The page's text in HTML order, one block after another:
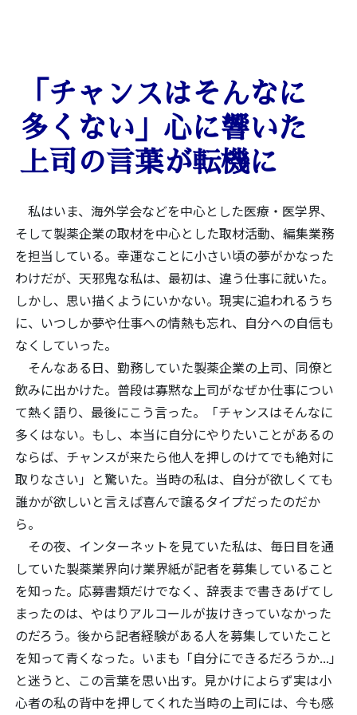
「チャンスはそんなに
多くない」心に響いた
上司の言葉が転機に
私はいま、海外学会などを中心とした医療・医学界、
そして製薬企業の取材を中心とした取材活動、編集業務
を担当している。幸運なことに小さい頃の夢がかなった
わけだが、天邪鬼な私は、最初は、違う仕事に就いた。
しかし、思い描くようにいかない。現実に追われるうち
に、いつしか夢や仕事への情熱も忘れ、自分への自信も
なくしていった。
そんなある日、勤務していた製薬企業の上司、同僚と
飲みに出かけた。普段は寡黙な上司がなぜか仕事につい
て熱く語り、最後にこう言った。「チャンスはそんなに
多くはない。もし、本当に自分にやりたいことがあるの
ならば、チャンスが来たら他人を押しのけてでも絶対に
取りなさい」と驚いた。当時の私は、自分が欲しくても
誰かが欲しいと言えば喜んで譲るタイプだったのだか
ら。
その夜、インターネットを見ていた私は、毎日目を通
していた製薬業界向け業界紙が記者を募集していること
を知った。応募書類だけでなく、辞表まで書きあげてし
まったのは、やはりアルコールが抜けきっていなかった
のだろう。後から記者経験がある人を募集していたこと
を知って青くなった。いまも「自分にできるだろうか...」
と迷うと、この言葉を思い出す。見かけによらず実は小
心者の私の背中を押してくれた当時の上司には、今も感